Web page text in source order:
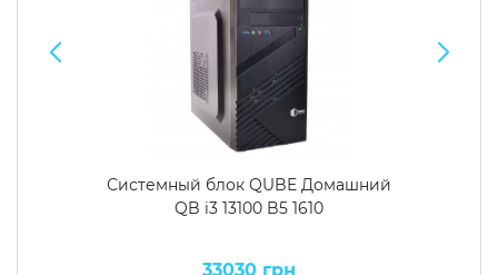
Системный блок QUBE Домашний
QB i3 13100 B5 1610
33030 грн